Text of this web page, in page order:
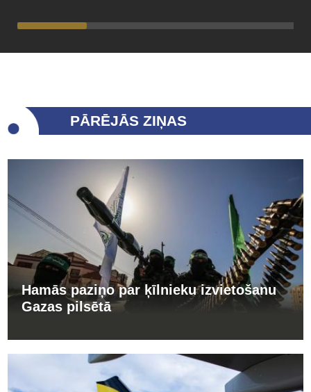
PĀRĒJĀS ZIŅAS
Hamās paziņo par ķīlnieku izvietošanu
Gazas pilsētā